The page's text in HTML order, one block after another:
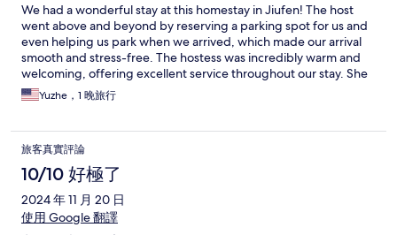
We had a wonderful stay at this homestay in Jiufen! The host
went above and beyond by reserving a parking spot for us and
even helping us park when we arrived, which made our arrival
smooth and stress-free. The hostess was incredibly warm and
welcoming, offering excellent service throughout our stay. She
even treated us to some delicious fresh mango—so good that
we asked for more! Highly recommended for anyone looking for
Yuzhe，1 晚旅行
旅客真實評論
10/10 好極了
2024 年 11 月 20 日
使用 Google 翻譯